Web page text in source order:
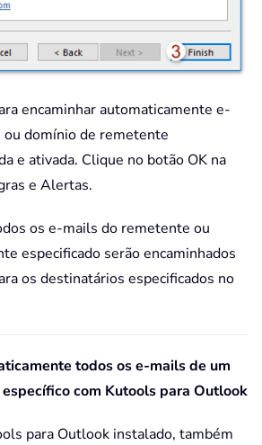
encaminhar automaticamente e-
domínio de remetente
e ativada. Clique no botão OK na
e Alertas.
os e-mails do remetente ou
especificado serão encaminhados
os destinatários especificados no
todos os e-mails de um
com Kutools para Outlook
para Outlook instalado, também